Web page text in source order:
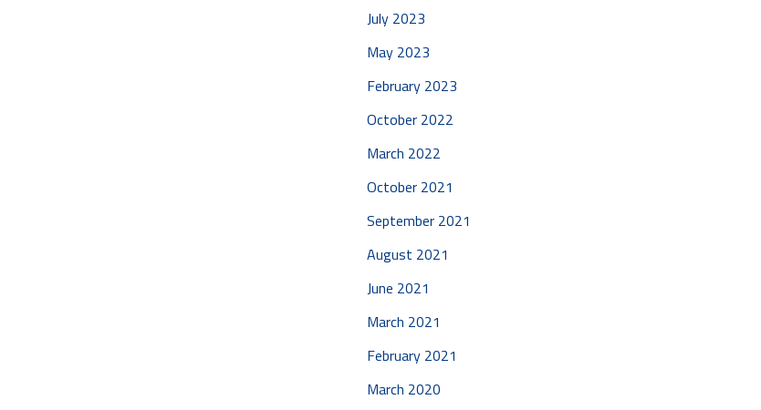
July 2023
May 2023
February 2023
October 2022
March 2022
October 2021
September 2021
August 2021
June 2021
March 2021
February 2021
March 2020